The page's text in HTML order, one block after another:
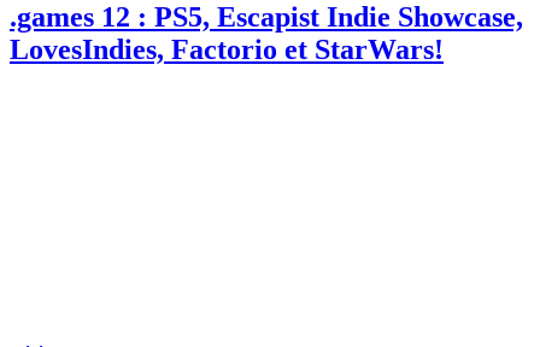
.games 12 : PS5, Escapist Indie Showcase,
LovesIndies, Factorio et StarWars!